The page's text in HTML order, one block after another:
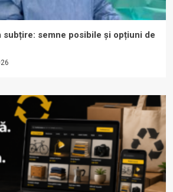
subțire: semne posibile și opțiuni de